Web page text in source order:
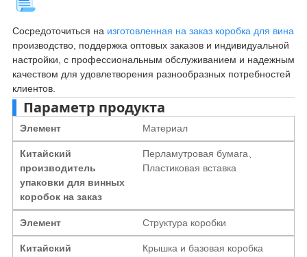
Сосредоточиться на изготовленная на заказ коробка для вина
производство, поддержка оптовых заказов и индивидуальной
настройки, с профессиональным обслуживанием и надежным
качеством для удовлетворения разнообразных потребностей
клиентов.
Параметр продукта
Элемент Материал
Китайский
производитель
упаковки для винных
коробок на заказ
Перламутровая бумага、
Пластиковая вставка
Элемент Структура коробки
Китайский
Крышка и базовая коробка